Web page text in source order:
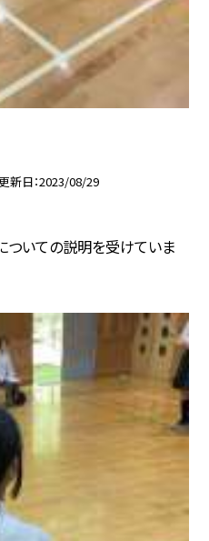
新日 2023/08/29
いての説明を受けていま